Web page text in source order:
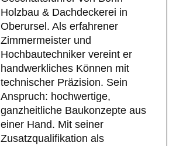
Holzbau & Dachdeckerei in
Oberursel. Als erfahrener
Zimmermeister und
Hochbautechniker vereint er
handwerkliches Können mit
technischer Präzision. Sein
Anspruch: hochwertige,
ganzheitliche Baukonzepte aus
einer Hand. Mit seiner
Zusatzqualifikation als